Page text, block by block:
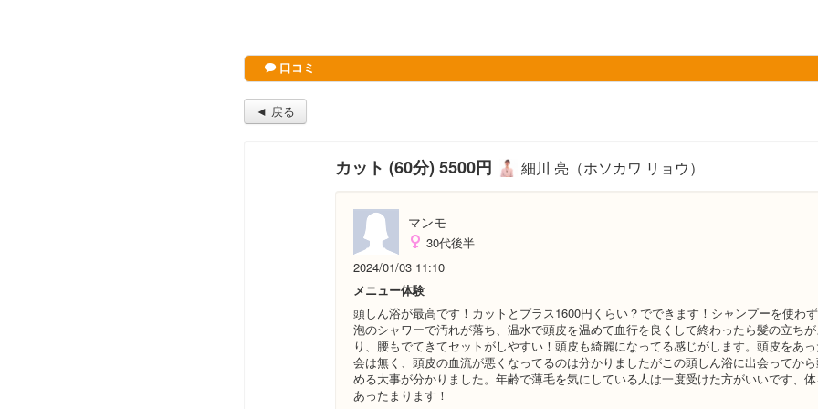
口コミ
◄ 戻る
カット (60分) 5500円 細川 亮（ホソカワ リョウ）
マンモ
30代後半
2024/01/03 11:10
メニュー体験
頭しん浴が最高です！カットとプラス1600円くらい？でできます！シャンプーを使わ
泡のシャワーで汚れが落ち、温水で頭皮を温めて血行を良くして終わったら髪の立ち
り、腰もでてきてセットがしやすい！頭皮も綺麗になってる感じがします。頭皮をあ
会は無く、頭皮の血流が悪くなってるのは分かりましたがこの頭しん浴に出会ってか
める大事が分かりました。年齢で薄毛を気にしている人は一度受けた方がいいです、
あったまります！